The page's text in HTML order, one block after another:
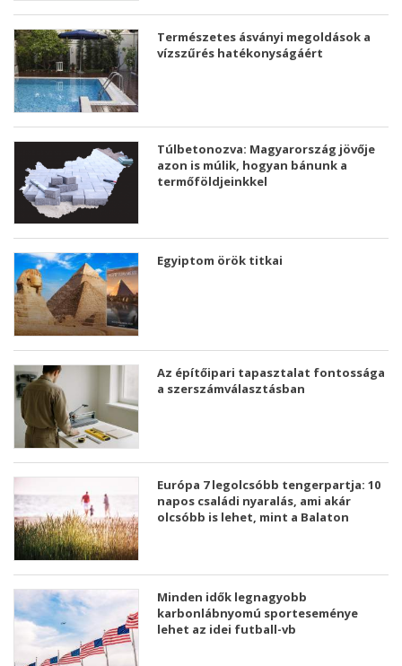
Természetes ásványi megoldások a
vízszűrés hatékonyságáért
Túlbetonozva: Magyarország jövője
azon is múlik, hogyan bánunk a
termőföldjeinkkel
Egyiptom örök titkai
Az építőipari tapasztalat fontossága
a szerszámválasztásban
Európa 7 legolcsóbb tengerpartja: 10
napos családi nyaralás, ami akár
olcsóbb is lehet, mint a Balaton
Minden idők legnagyobb
karbonlábnyomú sporteseménye
lehet az idei futball-vb